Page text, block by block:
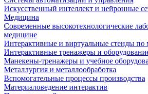
Искусственный интеллект и нейронные
Медицина
Современные высокотехнологические
медицине
Интерактивные и виртуальные стенды по
Интерактивные тренажеры и
Манекены-тренажеры и учебное
Металлургия и металлообработка
Вспомогательные процессы производства
Материаловедение интерактив